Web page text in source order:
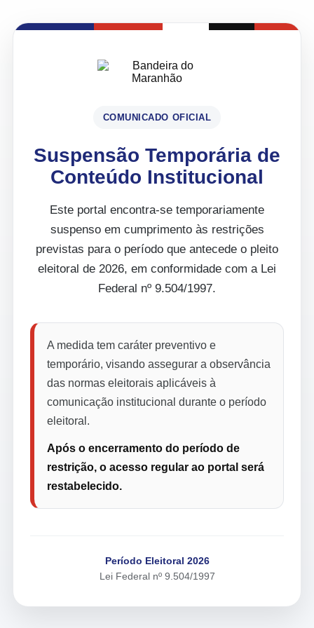
COMUNICADO OFICIAL
Suspensão Temporária de
Conteúdo Institucional
Este portal encontra-se temporariamente
suspenso em cumprimento às restrições
previstas para o período que antecede o pleito
eleitoral de 2026, em conformidade com a Lei
Federal nº 9.504/1997.
A medida tem caráter preventivo e
temporário, visando assegurar a observância
das normas eleitorais aplicáveis à
comunicação institucional durante o período
eleitoral.
Após o encerramento do período de
restrição, o acesso regular ao portal será
restabelecido.
Período Eleitoral 2026
Lei Federal nº 9.504/1997